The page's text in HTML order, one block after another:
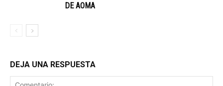
DE AOMA
DEJA UNA RESPUESTA